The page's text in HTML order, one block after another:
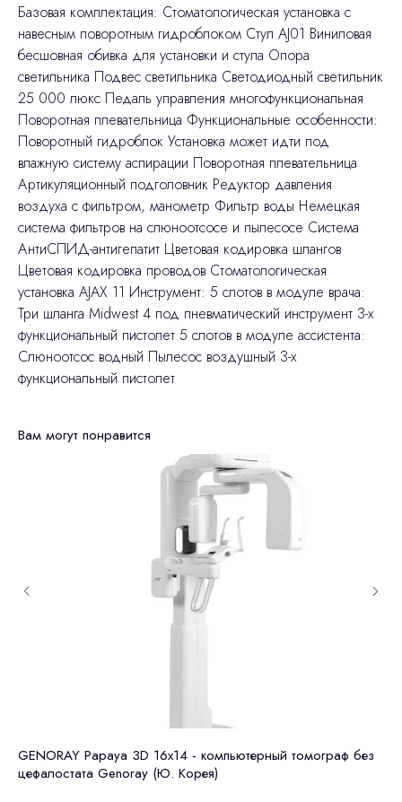
Базовая комплектация: Стоматологическая установка с
навесным поворотным гидроблоком Стул AJ01 Виниловая
бесшовная обивка для установки и стула Опора
светильника Подвес светильника Светодиодный светильник
25 000 люкс Педаль управления многофункциональная
Поворотная плевательница Функциональные особенности:
Поворотный гидроблок Установка может идти под
влажную систему аспирации Поворотная плевательница
Артикуляционный подголовник Редуктор давления
воздуха с фильтром, манометр Фильтр воды Немецкая
система фильтров на слюноотсосе и пылесосе Система
АнтиСПИД-антигепатит Цветовая кодировка шлангов
Цветовая кодировка проводов Стоматологическая
установка AJAX 11 Инструмент: 5 слотов в модуле врача:
Три шланга Midwest 4 под пневматический инструмент 3-х
функциональный пистолет 5 слотов в модуле ассистента:
Слюноотсос водный Пылесос воздушный 3-х
функциональный пистолет
Вам могут понравится
GENORAY Papaya 3D 16x14 - компьютерный томограф без
цефалостата Genoray (Ю. Корея)